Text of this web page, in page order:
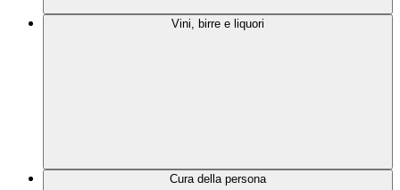
Vini, birre e liquori
Cura della persona